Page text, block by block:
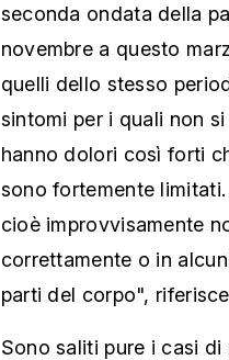
seconda ondata della
novembre a questo
quelli dello stesso
sintomi per i quali non
hanno dolori così forti
sono fortemente
cioè improvvisamente
correttamente o in
parti del corpo",
Sono saliti pure i casi